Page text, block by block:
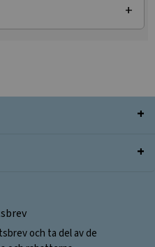
och ta del av de